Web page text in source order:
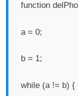
function
а = 0;
b = 1;
while (a != b) {